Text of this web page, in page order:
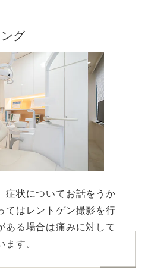
グ
症状についてお話をうか
てはレントゲン撮影を行
ある場合は痛みに対して
す。